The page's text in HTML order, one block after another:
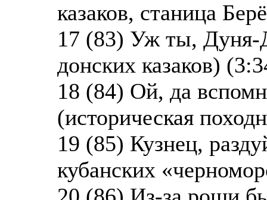
казаков, станица
17 (83) Уж ты, Дуня-
донских казаков)
18 (84) Ой, да
(историческая
19 (85) Кузнец,
кубанских